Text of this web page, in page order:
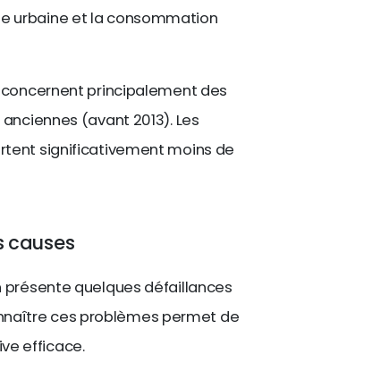
urbaine et la consommation
principalement des
(avant 2013). Les
significativement moins de
causes
présente quelques défaillances
ces problèmes permet de
efficace.